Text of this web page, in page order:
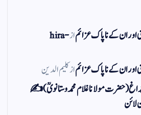
اور ان کے نا پاک عزائمازhira-
اور ان کے نا پاک عزائمازکلیم الدین
مولانا غلام محمد وستانویؒ)✍
لائن